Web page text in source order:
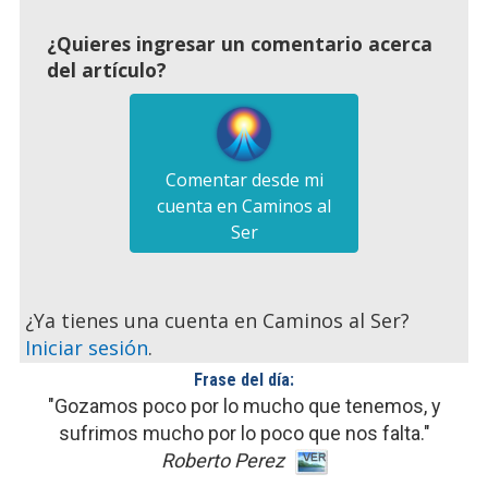
¿Quieres ingresar un comentario acerca
del artículo?
Comentar desde mi
cuenta en Caminos al
Ser
¿Ya tienes una cuenta en Caminos al Ser?
Iniciar sesión.
Frase del día:
"Gozamos poco por lo mucho que tenemos, y
sufrimos mucho por lo poco que nos falta."
Roberto Perez